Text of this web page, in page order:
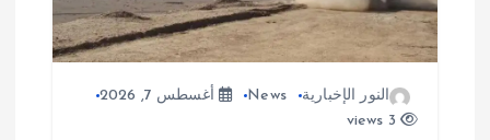
النور الإخبارية News
أغسطس 7, 2026
3 views